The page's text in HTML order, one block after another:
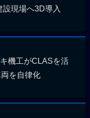
現場へ3D導入
機工がCLASを活
を自律化